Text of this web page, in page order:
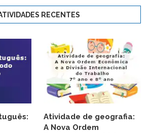
RECENTES
Atividade de geografia:
A Nova Ordem